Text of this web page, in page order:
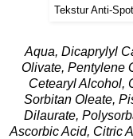
Tekstur Anti-
Aqua, Dicaprylyl
Olivate, Pentylene
Cetearyl Alcohol,
Sorbitan Oleate,
Dilaurate,
Ascorbic Acid, Citric